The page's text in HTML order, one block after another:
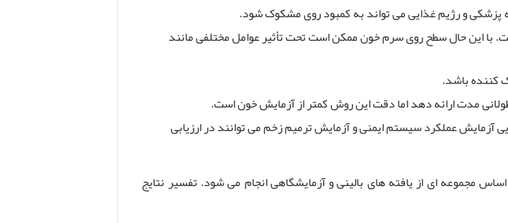
پزشکی و رژیم غذایی می تواند به کمبود روی مشکوک شود.
این حال سطح روی سرم خون ممکن است تحت تأثیر عوامل مختلفی مانند
کننده باشد.
مدت ارائه دهد اما دقت این روش کمتر از آزمایش خون است.
عملکرد سیستم ایمنی و آزمایش ترمیم زخم می توانند در ارزیابی
مجموعه ای از یافته های بالینی و آزمایشگاهی انجام می شود. تفسیر نتایج